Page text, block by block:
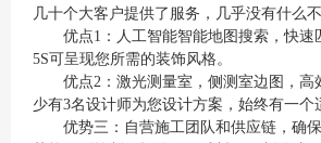
几十个大客户提供了服务，几乎没有什么不
优点1：人工智能智能地图搜索，快速
5S可呈现您所需的装饰风格。
优点2：激光测量室，侧测室边图，高
少有3名设计师为您设计方案，始终有一个
优势三：自营施工团队和供应链，确